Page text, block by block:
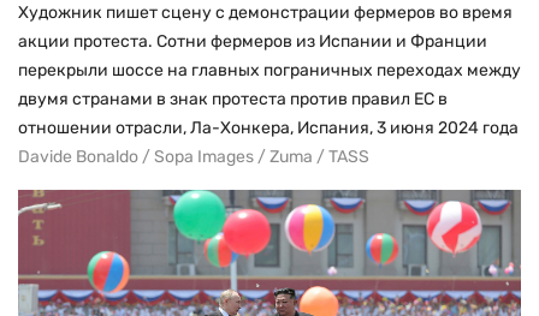
Художник пишет сцену с демонстрации фермеров во время
акции протеста. Сотни фермеров из Испании и Франции
перекрыли шоссе на главных пограничных переходах между
двумя странами в знак протеста против правил ЕС в
отношении отрасли, Ла-Хонкера, Испания, 3 июня 2024 года
Davide Bonaldo / Sopa Images / Zuma / TASS